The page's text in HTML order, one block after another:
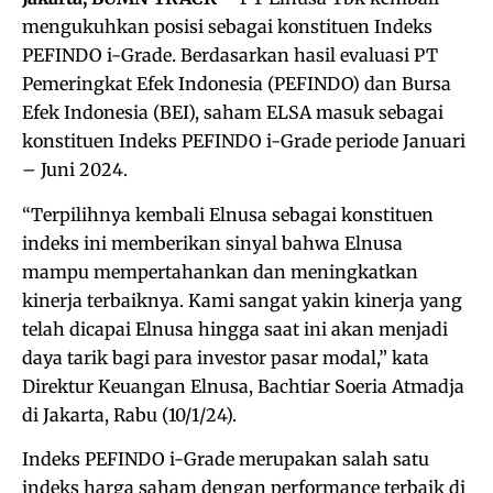
mengukuhkan posisi sebagai konstituen Indeks
PEFINDO i-Grade. Berdasarkan hasil evaluasi PT
Pemeringkat Efek Indonesia (PEFINDO) dan Bursa
Efek Indonesia (BEI), saham ELSA masuk sebagai
konstituen Indeks PEFINDO i-Grade periode Januari
– Juni 2024.
“Terpilihnya kembali Elnusa sebagai konstituen
indeks ini memberikan sinyal bahwa Elnusa
mampu mempertahankan dan meningkatkan
kinerja terbaiknya. Kami sangat yakin kinerja yang
telah dicapai Elnusa hingga saat ini akan menjadi
daya tarik bagi para investor pasar modal,” kata
Direktur Keuangan Elnusa, Bachtiar Soeria Atmadja
di Jakarta, Rabu (10/1/24).
Indeks PEFINDO i-Grade merupakan salah satu
indeks harga saham dengan performance terbaik di